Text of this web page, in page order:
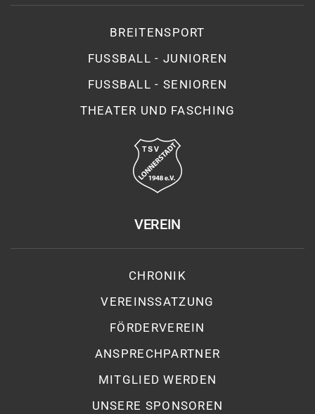
BREITENSPORT
FUSSBALL - JUNIOREN
FUSSBALL - SENIOREN
THEATER UND FASCHING
VEREIN
CHRONIK
VEREINSSATZUNG
FÖRDERVEREIN
ANSPRECHPARTNER
MITGLIED WERDEN
UNSERE SPONSOREN